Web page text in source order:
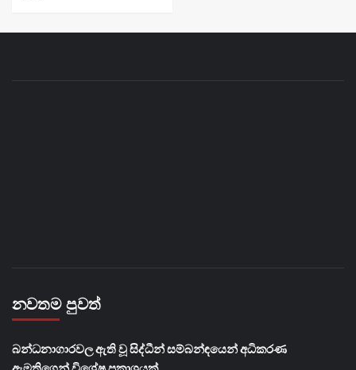
නවතම පුවත්
බන්ධනාගාරවල ඇති වූ සිද්ධීන් සම්බන්ඳයෙන් අධිකරණ